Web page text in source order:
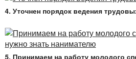
4. Уточнен порядок ведения
5. Принимаем на работу молодого